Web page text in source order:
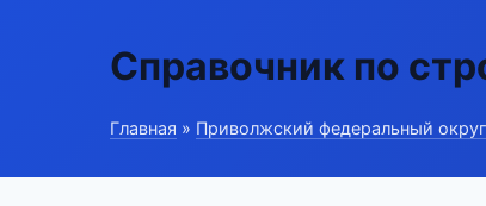
Справочник по
Главная » Приволжский федеральный округ